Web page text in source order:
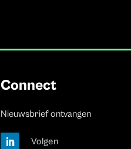
Connect
Nieuwsbrief ontvangen
Volgen